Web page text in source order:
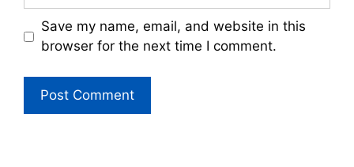
Save my name, email, and website in this
browser for the next time I comment.